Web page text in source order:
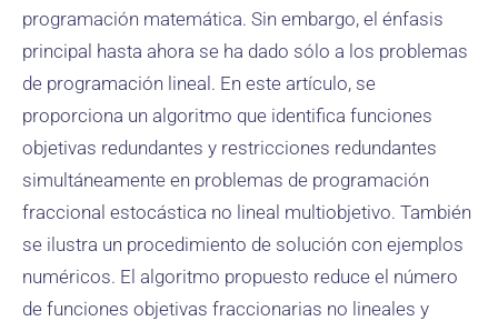
programación matemática. Sin embargo, el énfasis
principal hasta ahora se ha dado sólo a los problemas
de programación lineal. En este artículo, se
proporciona un algoritmo que identifica funciones
objetivas redundantes y restricciones redundantes
simultáneamente en problemas de programación
fraccional estocástica no lineal multiobjetivo. También
se ilustra un procedimiento de solución con ejemplos
numéricos. El algoritmo propuesto reduce el número
de funciones objetivas fraccionarias no lineales y